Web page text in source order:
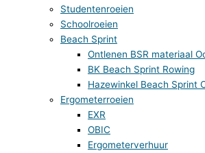
Studentenroeien
Schoolroeien
Beach Sprint
Ontlenen BSR materiaal
BK Beach Sprint Rowing
Hazewinkel Beach Sprint
Ergometerroeien
EXR
OBIC
Ergometerverhuur